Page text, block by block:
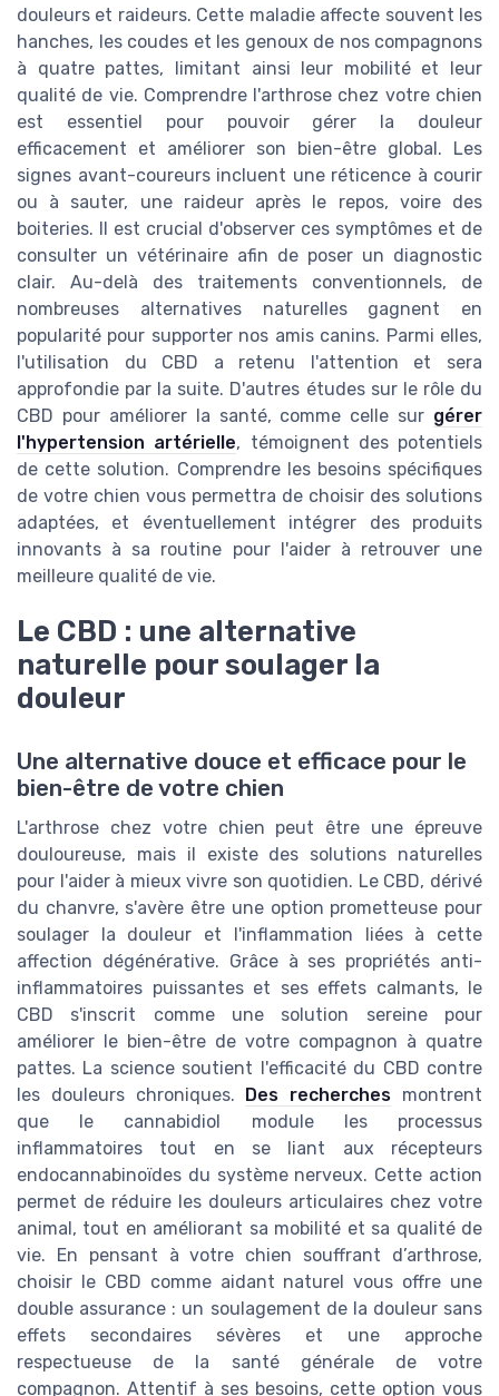
douleurs et raideurs. Cette maladie affecte souvent les
hanches, les coudes et les genoux de nos compagnons
à quatre pattes, limitant ainsi leur mobilité et leur
qualité de vie. Comprendre l'arthrose chez votre chien
est essentiel pour pouvoir gérer la douleur
efficacement et améliorer son bien-être global. Les
signes avant-coureurs incluent une réticence à courir
ou à sauter, une raideur après le repos, voire des
boiteries. Il est crucial d'observer ces symptômes et de
consulter un vétérinaire afin de poser un diagnostic
clair. Au-delà des traitements conventionnels, de
nombreuses alternatives naturelles gagnent en
popularité pour supporter nos amis canins. Parmi elles,
l'utilisation du CBD a retenu l'attention et sera
approfondie par la suite. D'autres études sur le rôle du
CBD pour améliorer la santé, comme celle sur gérer
l'hypertension artérielle, témoignent des potentiels
de cette solution. Comprendre les besoins spécifiques
de votre chien vous permettra de choisir des solutions
adaptées, et éventuellement intégrer des produits
innovants à sa routine pour l'aider à retrouver une
meilleure qualité de vie.
Le CBD : une alternative
naturelle pour soulager la
douleur
Une alternative douce et efficace pour le
bien-être de votre chien
L'arthrose chez votre chien peut être une épreuve
douloureuse, mais il existe des solutions naturelles
pour l'aider à mieux vivre son quotidien. Le CBD, dérivé
du chanvre, s'avère être une option prometteuse pour
soulager la douleur et l'inflammation liées à cette
affection dégénérative. Grâce à ses propriétés anti-
inflammatoires puissantes et ses effets calmants, le
CBD s'inscrit comme une solution sereine pour
améliorer le bien-être de votre compagnon à quatre
pattes. La science soutient l'efficacité du CBD contre
les douleurs chroniques. Des recherches montrent
que le cannabidiol module les processus
inflammatoires tout en se liant aux récepteurs
endocannabinoïdes du système nerveux. Cette action
permet de réduire les douleurs articulaires chez votre
animal, tout en améliorant sa mobilité et sa qualité de
vie. En pensant à votre chien souffrant d’arthrose,
choisir le CBD comme aidant naturel vous offre une
double assurance : un soulagement de la douleur sans
effets secondaires sévères et une approche
respectueuse de la santé générale de votre
compagnon. Attentif à ses besoins, cette option vous